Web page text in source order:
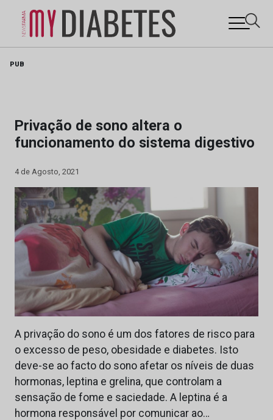
PUB
Privação de sono altera o
funcionamento do sistema digestivo
4 de Agosto, 2021
A privação do sono é um dos fatores de risco para
o excesso de peso, obesidade e diabetes. Isto
deve-se ao facto do sono afetar os níveis de duas
hormonas, leptina e grelina, que controlam a
sensação de fome e saciedade. A leptina é a
hormona responsável por comunicar ao…